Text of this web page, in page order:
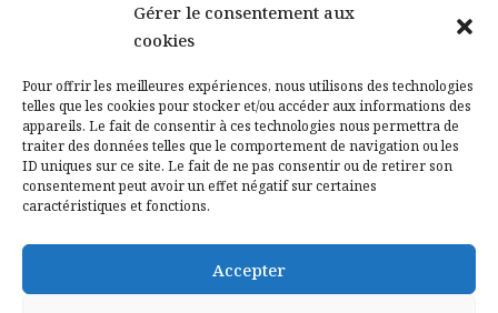
Gérer le consentement aux
cookies
Pour offrir les meilleures expériences, nous utilisons des technologies
telles que les cookies pour stocker et/ou accéder aux informations des
appareils. Le fait de consentir à ces technologies nous permettra de
traiter des données telles que le comportement de navigation ou les
ID uniques sur ce site. Le fait de ne pas consentir ou de retirer son
consentement peut avoir un effet négatif sur certaines
caractéristiques et fonctions.
Accepter
Contactez-nous
Mentions légales
Politique de confidentialité